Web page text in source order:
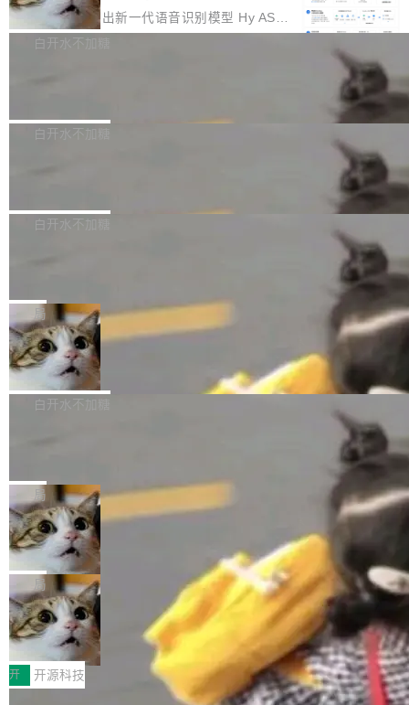
颈。 代码仓深度理解服务（以下简称" CodeBas
e深度理解服务"）是华为云码道（CodeA...
的账号密码进入A集群，输入了一条被程序员圈
称为"删库跑路"的命令——最高管理员权限、无
自研的多个文生3D和...
存永远不够用。 Cloudflare 的 Workers AI 团队
一直在跑这些模型的推理。他们在官方博客上发
整性保护。效果是：吞吐量提升 41%，每 token
腾讯混元正式推出新一代语音识别模型 Hy ASR
3.0preview。基于最新一代大语言模型 Hy3 的
让语音识别不再只是听清，而是真正听懂。通过
w 不要求标准普通话，方言识别覆盖粤语、吴语
白开水不加糖
新和少量网页兼容性修复版本。 Changes/fixe
容提供的字体时出现的几个问题 为避免音频加
质的最低采样率）的音频格式将被拒绝 修复了 C
SS 圆角虚线样式中可能存在的问题 如果表单中
的图像元素不在同一个子树中，则它们将不再关
联 加...
白开水不加糖
发布的 Release Notes，他利用 AI 工具（如 Co
最强的若干项。对于尚未正式发版的 PG 19，则
通过拉取过去一年内（从 PG 18 Beta1 时间点
至今）的所有 commit，同样交由 AI 分析提炼。
经过人工复核，准确度令人满意。这一方法也为
社区爱好者提供了高效跟踪新版本的思路。
白开水不加糖
维护工作一直与我的日常工作、家务、社交生活
和休闲娱乐竞争时间。" 这是 libexpat 维护者 S
ebastian Pipping 写在博客里的话。8 月 4 日，
他宣布了一个新消息：从 2026 年 8 月 1 日起，
他可以全职维护 libexpat 了，最长 6 个月。发
库之一。你的操作系统、浏览器、无数的基础设
施软件，很可能都在用它。而过去十年，维护它
的人一直在用业余...
局
Firefox 153.0.3 发布
Firefox 153.0.3 现已发布，具体更新内容如
下： New Smart Window 包含多项增强功能：
gi?id=2019042">Bug&nbsp;2019042</a>）</l
i> <li>现在，助手可以直接使用 Exa 的网络搜索
结果回答问题，而无需将问题转交给搜索引擎。
（<a href="https://bugzilla.mozilla.org/show_
bug.cgi?id=204...
白开水不加糖
的 npm 包。项目的核心论点是：容器不适合 Ag
ent 计算。真正适合的，是 Isolate。 Cloudflare
工程师在这件事上没什么可谦虚的——他们用 W
orkers 跑了十年 Isolate。用 CEO Matthew Pri
nce 的话说：「我们一生都在用 Isolate 运行代
码，而 AI Agent 不需要容器，它们需要的是 Iso
late。」 容器为什么不合适 容器的问题在于启动
和销毁都太重了。一个 Agent 要执行的任务可能
只需要几毫秒的 CPU 时间，但容器从冷启动到
就绪要花数秒。如果未来有十...
局
OpenAI 公开邮件和聊天记录回应苹果
诉讼，称“Apple is getting this wron
g”
上个月，苹果一纸诉状把 OpenAI 告上法庭，指
控其挖角苹果前员工并窃取商业秘密。苹果的诉
状把 OpenAI 描述成一个系统性地从前东家挖
人、套取机密信息的对手。 OpenAI 没发律师
函，也没选择庭外沉默。它在官网贴了一篇博
文，标题只有六个字：Apple is getting this wro
ng。 然后，它把邮件往来和 iMessage 聊天记
局
HUAWEI MatePad Edge上架WorkBu
ddy鸿蒙PC版，说话就能干活的AI办公
搭子
全能AI工作台WorkBuddy鸿蒙PC版上架HUAWE
I MatePad Edge应用市场，直接下载即可使
用，与鸿蒙电脑上的体验一致。值得一提的是，
开 开源科技